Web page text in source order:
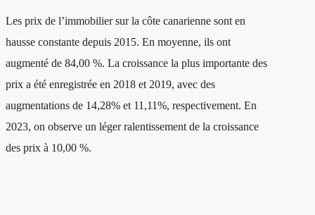
Les prix de l’immobilier sur la côte canarienne sont en
hausse constante depuis 2015. En moyenne, ils ont
augmenté de 84,00 %. La croissance la plus importante des
prix a été enregistrée en 2018 et 2019, avec des
augmentations de 14,28% et 11,11%, respectivement. En
2023, on observe un léger ralentissement de la croissance
des prix à 10,00 %.